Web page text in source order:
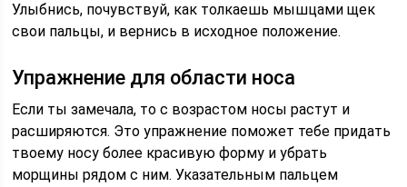
Улыбнись, почувствуй, как толкаешь мышцами щек
свои пальцы, и вернись в исходное положение.
Упражнение для области носа
Если ты замечала, то с возрастом носы растут и
расширяются. Это упражнение поможет тебе придать
твоему носу более красивую форму и убрать
морщины рядом с ним. Указательным пальцем